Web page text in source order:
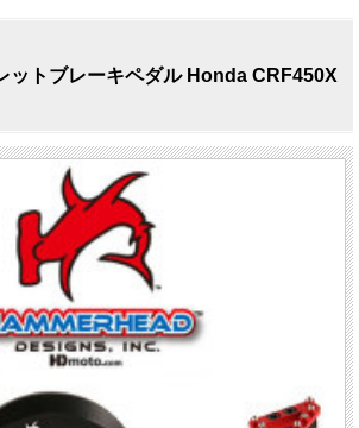
ットブレーキペダル Honda CRF450X